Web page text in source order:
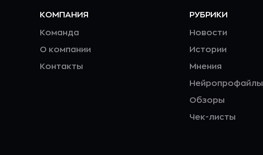
КОМПАНИЯ
Команда
О компании
Контакты
РУБРИКИ
Новости
Истории
Мнения
Нейропрофайлы
Обзоры
Чек-листы